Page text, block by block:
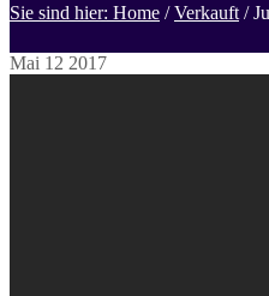
Sie sind hier: Home /Verkauft /
Mai 12 2017